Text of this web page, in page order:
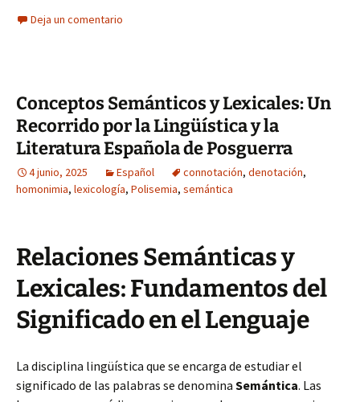
Deja un comentario
Conceptos Semánticos y Lexicales: Un
Recorrido por la Lingüística y la
Literatura Española de Posguerra
4 junio, 2025 Español connotación, denotación,
homonimia, lexicología, Polisemia, semántica
Relaciones Semánticas y
Lexicales: Fundamentos del
Significado en el Lenguaje
La disciplina lingüística que se encarga de estudiar el
significado de las palabras se denomina Semántica. Las